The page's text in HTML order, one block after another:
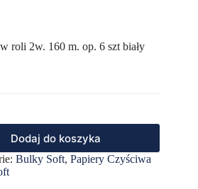
roli 2w. 160 m. op. 6 szt biały
Dodaj do koszyka
Bulky Soft, Papiery Czyściwa